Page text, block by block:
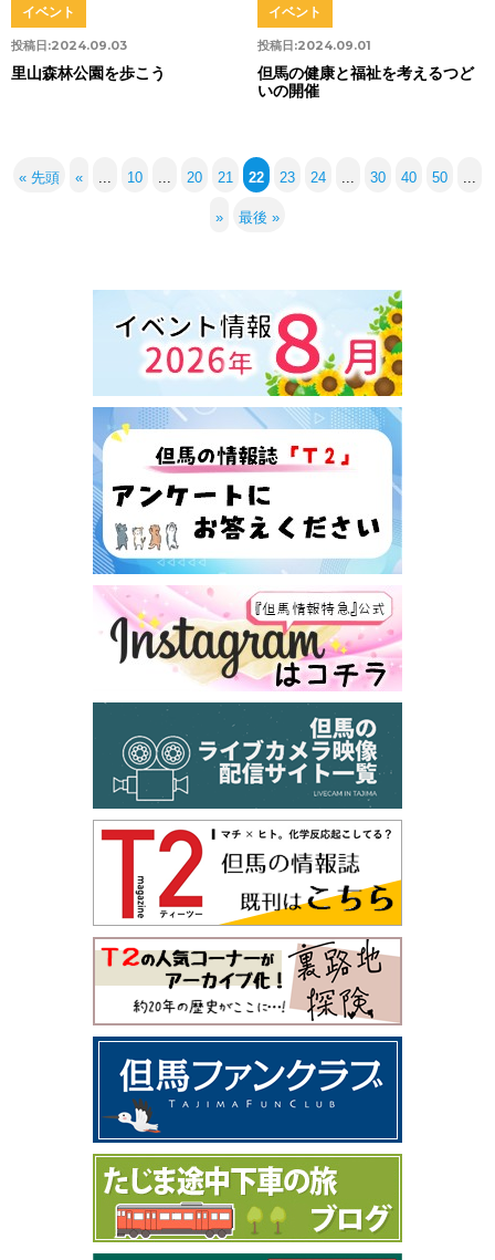
投稿日:2024.09.03
イベント
里山森林公園を歩こう
投稿日:2024.09.01
イベント
但馬の健康と福祉を考えるつど
いの開催
« 先頭 « 10 20 21 22 23 24 30 40 50
» 最後 »